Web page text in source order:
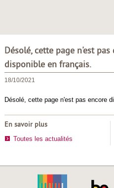
Désolé, cette page n'est pas
disponible en français.
18/10/2021
Désolé, cette page n'est pas encore
En savoir plus
Toutes les actualités